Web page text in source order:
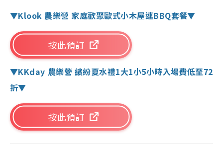
▼Klook 農樂營 家庭歡聚歐式小木屋連BBQ套餐▼
按此預訂
▼KKday⁠ 農樂營 繽紛夏水禮1大1小5小時入場費低至72
折▼
按此預訂